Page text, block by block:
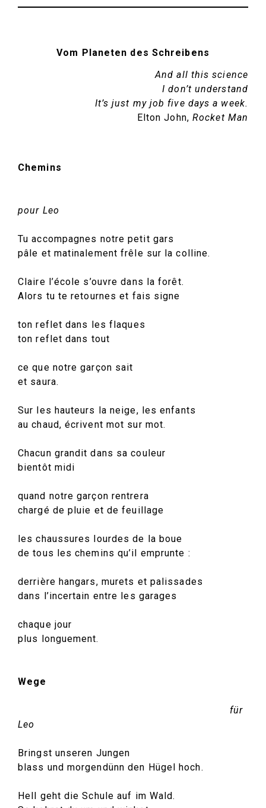
Vom Planeten des Schreibens
And all this science
I don’t understand
It’s just my job five days a week.
Elton John, Rocket Man
Chemins
pour Leo
Tu accompagnes notre petit gars
pâle et matinalement frêle sur la colline.
Claire l’école s’ouvre dans la forêt.
Alors tu te retournes et fais signe
ton reflet dans les flaques
ton reflet dans tout
ce que notre garçon sait
et saura.
Sur les hauteurs la neige, les enfants
au chaud, écrivent mot sur mot.
Chacun grandit dans sa couleur
bientôt midi
quand notre garçon rentrera
chargé de pluie et de feuillage
les chaussures lourdes de la boue
de tous les chemins qu’il emprunte :
derrière hangars, murets et palissades
dans l’incertain entre les garages
chaque jour
plus longuement.
Wege
für
Leo
Bringst unseren Jungen
blass und morgendünn den Hügel hoch.
Hell geht die Schule auf im Wald.